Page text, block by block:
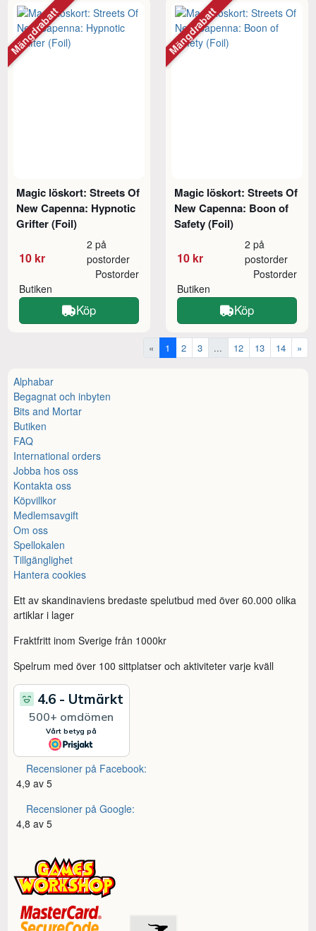
Magic löskort: Streets Of
New Capenna: Hypnotic
Grifter (Foil)
10 kr
2 på
postorder
Butiken
Postorder
Köp
Mängdrabatt
Magic löskort: Streets Of
New Capenna: Boon of
Safety (Foil)
10 kr
2 på
postorder
Butiken
Postorder
Köp
Mängdrabatt
« 1 2 3 ... 12 13 14 »
Alphabar
Begagnat och inbyten
Bits and Mortar
Butiken
FAQ
International orders
Jobba hos oss
Kontakta oss
Köpvillkor
Medlemsavgift
Om oss
Spellokalen
Tillgänglighet
Hantera cookies
Ett av skandinaviens bredaste spelutbud med över 60.000 olika
artiklar i lager
Fraktfritt inom Sverige från 1000kr
Spelrum med över 100 sittplatser och aktiviteter varje kväll
Recensioner på Facebook:
4,9 av 5
Recensioner på Google:
4,8 av 5